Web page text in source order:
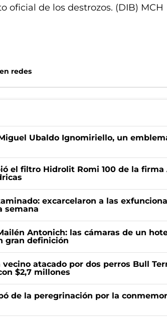
oficial de los destrozos. (DIB) MCH
redes
Ubaldo Ignomiriello, un
el filtro Hidrolit Romi 100 de la firma
excarcelaron a las
semana
Antonich: las cámaras de un
gran definición
atacado por dos perros Bull
$2,7 millones
de la peregrinación por la